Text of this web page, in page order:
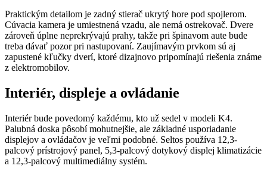
Praktickým detailom je zadný stierač ukrytý hore pod spojlerom.
Cúvacia kamera je umiestnená vzadu, ale nemá ostrekovač. Dvere
zároveň úplne neprekrývajú prahy, takže pri špinavom aute bude
treba dávať pozor pri nastupovaní. Zaujímavým prvkom sú aj
zapustené kľučky dverí, ktoré dizajnovo pripomínajú riešenia známe
z elektromobilov.
Interiér, displeje a ovládanie
Interiér bude povedomý každému, kto už sedel v modeli K4.
Palubná doska pôsobí mohutnejšie, ale základné usporiadanie
displejov a ovládačov je veľmi podobné. Seltos používa 12,3-
palcový prístrojový panel, 5,3-palcový dotykový displej klimatizácie
a 12,3-palcový multimediálny systém.